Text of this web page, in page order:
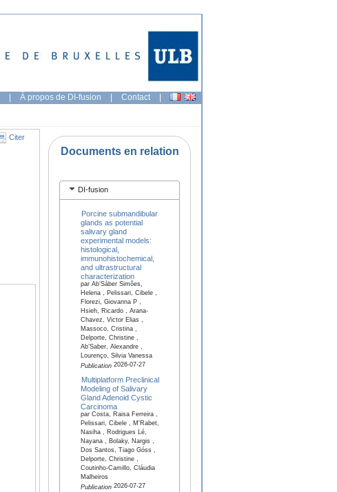
| À propos de DI-fusion | Contact |
Citer
Documents en relation
DI-fusion
Porcine submandibular
glands as potential
salivary gland
experimental models:
histological,
immunohistochemical,
and ultrastructural
characterization
par Ab’Sáber Simões,
Helena , Pelissari, Cibele ,
Florezi, Giovanna P ,
Hsieh, Ricardo , Arana-
Chavez, Victor Elias ,
Massoco, Cristina ,
Delporte, Christine ,
Ab’Saber, Alexandre ,
Lourenço, Silvia Vanessa
Publication2026-07-27
Multiplatform Preclinical
Modeling of Salivary
Gland Adenoid Cystic
Carcinoma
par Costa, Raisa Ferreira ,
Pelissari, Cibele , M'Rabet,
Nasiha , Rodrigues Lé,
Nayana , Bolaky, Nargis ,
Dos Santos, Tiago Góss ,
Delporte, Christine ,
Coutinho-Camillo, Cláudia
Malheiros
Publication2026-07-27